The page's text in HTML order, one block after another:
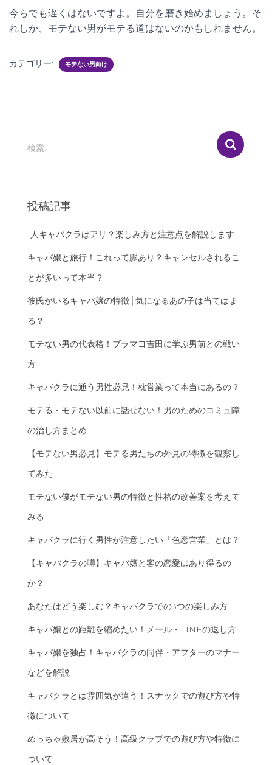
今らでも遅くはないですよ。自分を磨き始めましょう。そ
れしか、モテない男がモテる道はないのかもしれません。
カテゴリー: モテない男向け
検
索
検索…
投稿記事
1人キャバクラはアリ？楽しみ方と注意点を解説します
キャバ嬢と旅行！これって脈あり？キャンセルされるこ
とが多いって本当？
彼氏がいるキャバ嬢の特徴│気になるあの子は当てはま
る？
モテない男の代表格！ブラマヨ吉田に学ぶ男前との戦い
方
キャバクラに通う男性必見！枕営業って本当にあるの？
モテる・モテない以前に話せない！男のためのコミュ障
の治し方まとめ
【モテない男必見】モテる男たちの外見の特徴を観察し
てみた
モテない僕がモテない男の特徴と性格の改善案を考えて
みる
キャバクラに行く男性が注意したい「色恋営業」とは？
【キャバクラの噂】キャバ嬢と客の恋愛はあり得るの
か？
あなたはどう楽しむ？キャバクラでの3つの楽しみ方
キャバ嬢との距離を縮めたい！メール・LINEの返し方
キャバ嬢を独占！キャバクラの同伴・アフターのマナー
などを解説
キャバクラとは雰囲気が違う！スナックでの遊び方や特
徴について
めっちゃ敷居が高そう！高級クラブでの遊び方や特徴に
ついて